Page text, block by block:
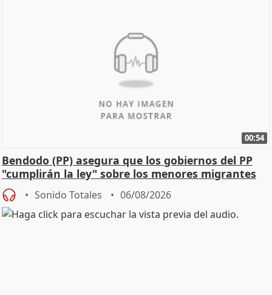
00:54
Bendodo (PP) asegura que los gobiernos del PP
"cumplirán la ley" sobre los menores migrantes
Sonido Totales 06/08/2026